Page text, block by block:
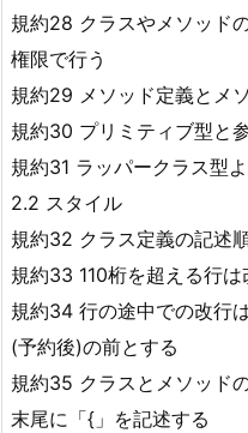
規約28 クラスやメソッド
権限で行う
規約29 メソッド定義とメ
規約30 プリミティブ型と
規約31 ラッパークラス型
2.2 スタイル
規約32 クラス定義の記述
規約33 110桁を超える行
規約34 行の途中での改行
(予約後)の前とする
規約35 クラスとメソッド
末尾に「{」を記述する